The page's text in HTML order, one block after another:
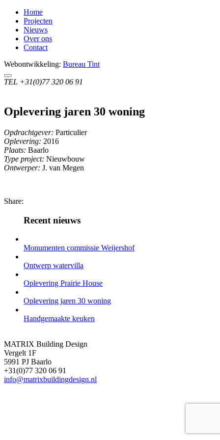
Home
Projecten
Nieuws
Over ons
Contact
Webontwikkeling: Bureau Tint
TEL +31(0)77 320 06 91
Oplevering jaren 30 woning
Opdrachtgever: Particulier
Oplevering: 2016
Plaats: Baarlo
Type project: Nieuwbouw
Ontwerper: J. van Megen
Share:
Recent nieuws
Monumenten commissie Weijershof
Ontwerp watervilla
Oplevering Prairie House
Oplevering jaren 30 woning
Handgemaakte keuken
MATRIX Building Design
Vergelt 1F
5991 PJ Baarlo
+31(0)77 320 06 91
info@matrixbuildingdesign.nl